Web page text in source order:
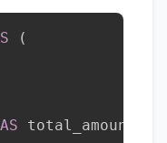
(
AS total_amount